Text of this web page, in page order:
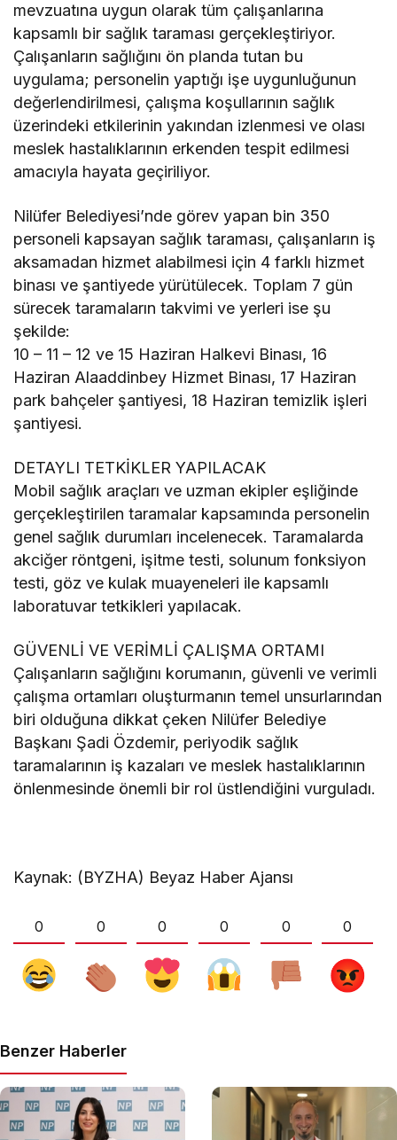
mevzuatına uygun olarak tüm çalışanlarına
kapsamlı bir sağlık taraması gerçekleştiriyor.
Çalışanların sağlığını ön planda tutan bu
uygulama; personelin yaptığı işe uygunluğunun
değerlendirilmesi, çalışma koşullarının sağlık
üzerindeki etkilerinin yakından izlenmesi ve olası
meslek hastalıklarının erkenden tespit edilmesi
amacıyla hayata geçiriliyor.
Nilüfer Belediyesi’nde görev yapan bin 350
personeli kapsayan sağlık taraması, çalışanların iş
aksamadan hizmet alabilmesi için 4 farklı hizmet
binası ve şantiyede yürütülecek. Toplam 7 gün
sürecek taramaların takvimi ve yerleri ise şu
şekilde:
10 – 11 – 12 ve 15 Haziran Halkevi Binası, 16
Haziran Alaaddinbey Hizmet Binası, 17 Haziran
park bahçeler şantiyesi, 18 Haziran temizlik işleri
şantiyesi.
DETAYLI TETKİKLER YAPILACAK
Mobil sağlık araçları ve uzman ekipler eşliğinde
gerçekleştirilen taramalar kapsamında personelin
genel sağlık durumları incelenecek. Taramalarda
akciğer röntgeni, işitme testi, solunum fonksiyon
testi, göz ve kulak muayeneleri ile kapsamlı
laboratuvar tetkikleri yapılacak.
GÜVENLİ VE VERİMLİ ÇALIŞMA ORTAMI
Çalışanların sağlığını korumanın, güvenli ve verimli
çalışma ortamları oluşturmanın temel unsurlarından
biri olduğuna dikkat çeken Nilüfer Belediye
Başkanı Şadi Özdemir, periyodik sağlık
taramalarının iş kazaları ve meslek hastalıklarının
önlenmesinde önemli bir rol üstlendiğini vurguladı.
Kaynak: (BYZHA) Beyaz Haber Ajansı
0 0 0 0 0 0
Benzer Haberler